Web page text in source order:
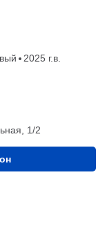
2025 г.в.
1/2